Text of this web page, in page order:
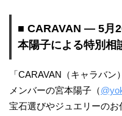
■ CARAVAN ― 5月
本陽子による特別相
「CARAVAN（キャラバ
メンバーの宮本陽子（
宝石選びやジュエリーのお